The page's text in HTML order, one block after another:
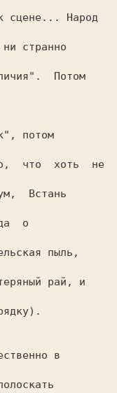
сцене... Народ
странно
Потом
потом
что  хоть  не
Встань
о
пыль,
рай, и
в